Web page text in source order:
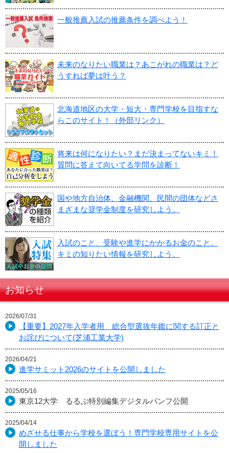
一般推薦入試の推薦条件を調べよう！
未来のなりたい職業は？あこがれの職業は？ど
うすれば夢は叶う？
北海道地区の大学・短大・専門学校を目指すな
らこのサイト！（外部リンク）
将来は何になりたい？まだ決まってないキミ！
質問に答えて向いてる学問を診断！
国や地方自治体、金融機関、民間の団体などさ
まざまな奨学金制度を研究しよう。
入試のこと、受験や進学にかかるお金のこと。
キミの知りたい情報を研究しよう。
お知らせ
2026/07/31
【重要】2027年入学者用 総合型選抜年鑑に関する訂正と
お詫びについて(芝浦工業大学)
2026/04/21
進学サミット2026のサイトを公開しました
2025/05/16
東京12大学 るるぶ特別編集デジタルパンフ公開
2025/04/14
めざせる仕事から学校を選ぼう！専門学校専用サイトを公
開しました